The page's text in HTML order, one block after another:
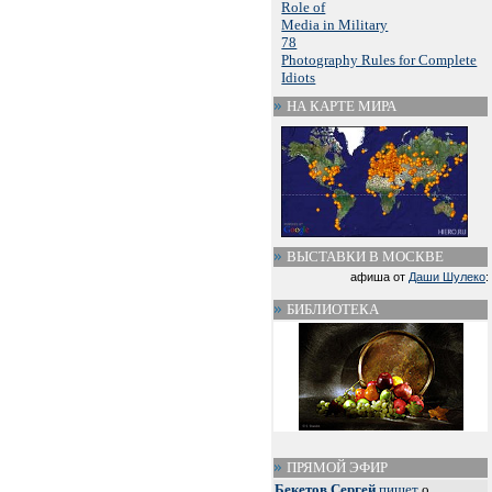
Role of
Media in Military
78
Photography Rules for Complete
Idiots
НА КАРТЕ МИРА
ВЫСТАВКИ В МОСКВЕ
афиша от Даши Шулеко:
БИБЛИОТЕКА
ПРЯМОЙ ЭФИР